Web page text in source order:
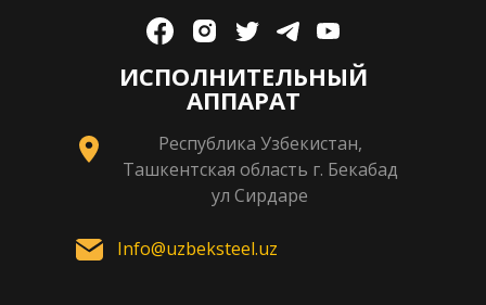
ИСПОЛНИТЕЛЬНЫЙ
АППАРАТ
Республика Узбекистан,
Ташкентская область г. Бекабад
ул Сирдаре
Info@uzbeksteel.uz